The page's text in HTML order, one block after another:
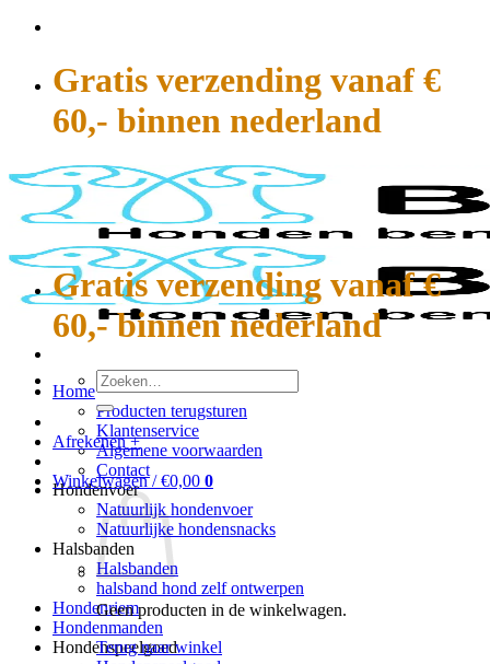
Gratis verzending vanaf €
60,- binnen nederland
Home
Producten terugsturen
Klantenservice
Algemene voorwaarden
Contact
Hondenvoer
Natuurlijk hondenvoer
Natuurlijke hondensnacks
Halsbanden
Halsbanden
halsband hond zelf ontwerpen
Hondenriem
Hondenmanden
Hondenspeelgoed
Gratis verzending vanaf €
60,- binnen nederland
Zoeken
naar:
Afrekenen +
Winkelwagen /€0,00 0
Geen producten in de winkelwagen.
Terug naar winkel